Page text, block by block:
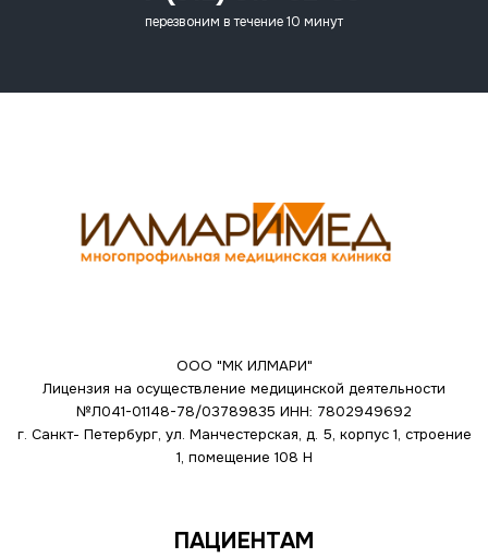
перезвоним в течение 10 минут
ООО "МК ИЛМАРИ"
Лицензия на осуществление медицинской деятельности
№Л041-01148-78/03789835 ИНН: 7802949692
г. Санкт- Петербург, ул. Манчестерская, д. 5, корпус 1, строение
1, помещение 108 Н
ПАЦИЕНТАМ